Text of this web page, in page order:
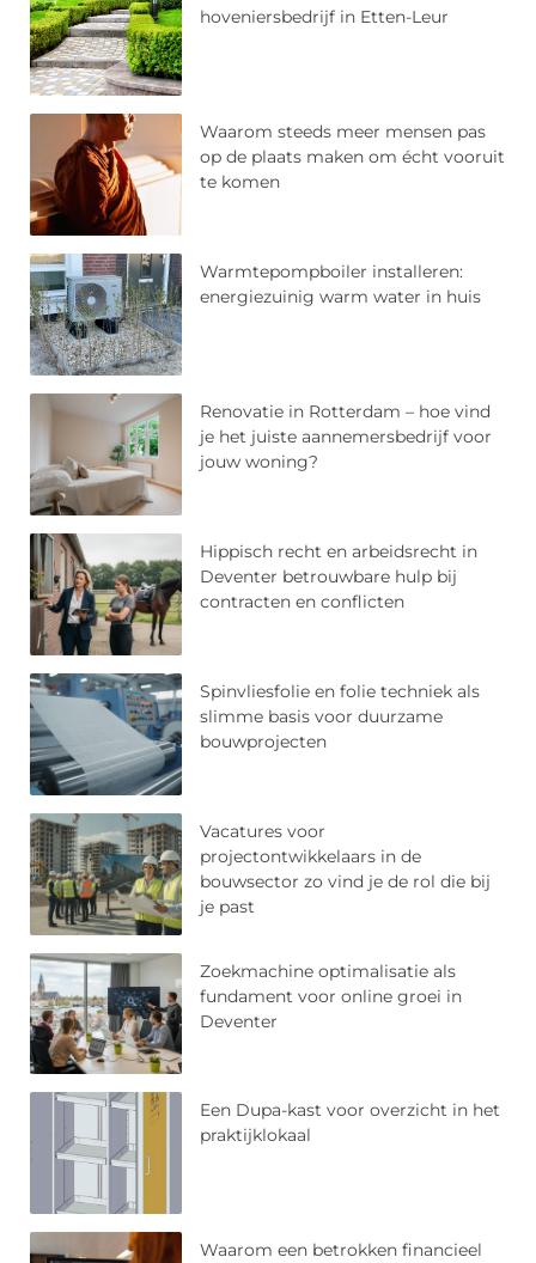
hoveniersbedrijf in Etten-Leur
Waarom steeds meer mensen pas
op de plaats maken om écht vooruit
te komen
Warmtepompboiler installeren:
energiezuinig warm water in huis
Renovatie in Rotterdam – hoe vind
je het juiste aannemersbedrijf voor
jouw woning?
Hippisch recht en arbeidsrecht in
Deventer betrouwbare hulp bij
contracten en conflicten
Spinvliesfolie en folie techniek als
slimme basis voor duurzame
bouwprojecten
Vacatures voor
projectontwikkelaars in de
bouwsector zo vind je de rol die bij
je past
Zoekmachine optimalisatie als
fundament voor online groei in
Deventer
Een Dupa-kast voor overzicht in het
praktijklokaal
Waarom een betrokken financieel